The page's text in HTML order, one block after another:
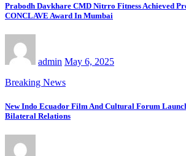
Prabodh Davkhare CMD Nitrro Fitness Achieved
CONCLAVE Award In Mumbai
admin May 6, 2025
Breaking News
New Indo Ecuador Film And Cultural Forum
Bilateral Relations